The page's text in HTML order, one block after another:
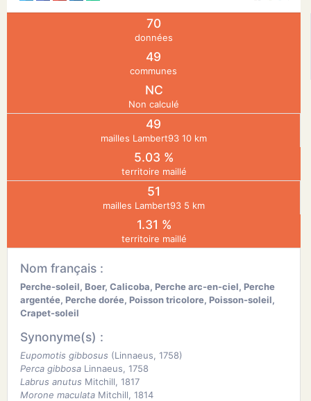
70
données
49
communes
NC
Non calculé
49
mailles Lambert93 10 km
5.03 %
territoire maillé
51
mailles Lambert93 5 km
1.31 %
territoire maillé
Nom français :
Perche-soleil, Boer, Calicoba, Perche arc-en-ciel, Perche
argentée, Perche dorée, Poisson tricolore, Poisson-soleil,
Crapet-soleil
Synonyme(s) :
Eupomotis gibbosus (Linnaeus, 1758)
Perca gibbosaLinnaeus, 1758
Labrus anutus Mitchill, 1817
Morone maculataMitchill, 1814